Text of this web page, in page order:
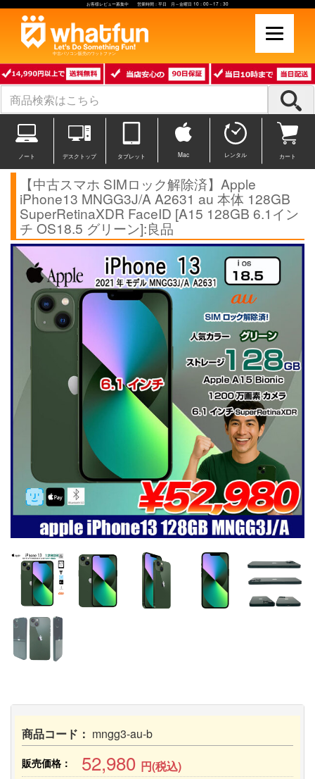
お客様レビュー募集中 営業時間：平日 月～金曜日 10：00～17：30
中古パソコン販売のワットファン
ノート デスクトップ タブレット Mac レンタル カート
【中古スマホ SIMロック解除済】Apple
iPhone13 MNGG3J/A A2631 au 本体 128GB
SuperRetinaXDR FaceID [A15 128GB 6.1イン
チ OS18.5 グリーン]:良品
商品コード： mngg3-au-b
販売価格： 52,980 円(税込)